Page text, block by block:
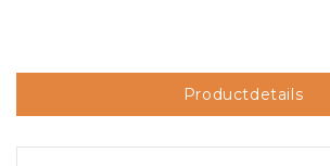
Productdetails